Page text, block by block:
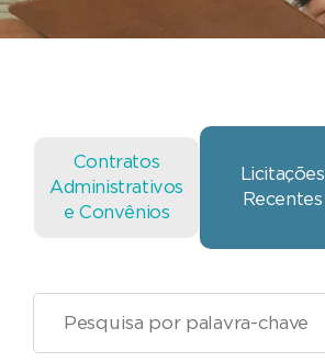
Contratos
Administrativos
e Convênios
Licitações
Recentes